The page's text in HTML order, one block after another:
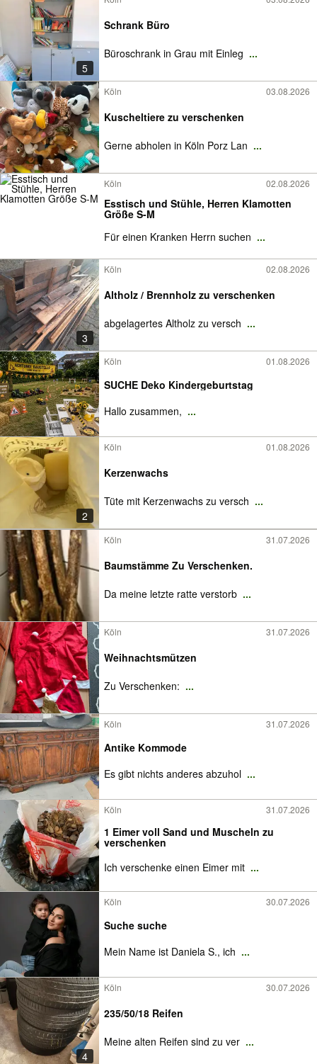
5
Schrank Büro
Büroschrank in Grau mit Einleg ...
Köln 03.08.2026
Kuscheltiere zu verschenken
Gerne abholen in Köln Porz Lan ...
Köln 02.08.2026
Esstisch und Stühle, Herren Klamotten
Größe S-M
Für einen Kranken Herrn suchen ...
3
Köln 02.08.2026
Altholz / Brennholz zu verschenken
abgelagertes Altholz zu versch ...
Köln 01.08.2026
SUCHE Deko Kindergeburtstag
Hallo zusammen, ...
2
Köln 01.08.2026
Kerzenwachs
Tüte mit Kerzenwachs zu versch ...
Köln 31.07.2026
Baumstämme Zu Verschenken.
Da meine letzte ratte verstorb ...
Köln 31.07.2026
Weihnachtsmützen
Zu Verschenken: ...
Köln 31.07.2026
Antike Kommode
Es gibt nichts anderes abzuhol ...
Köln 31.07.2026
1 Eimer voll Sand und Muscheln zu
verschenken
Ich verschenke einen Eimer mit ...
Köln 30.07.2026
Suche suche
Mein Name ist Daniela S., ich ...
4
Köln 30.07.2026
235/50/18 Reifen
Meine alten Reifen sind zu ver ...